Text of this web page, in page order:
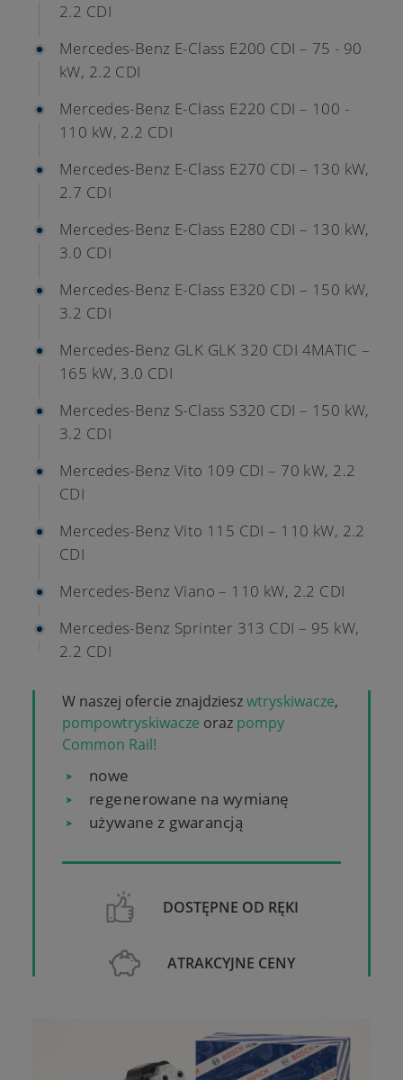
2.2 CDI
Mercedes-Benz E-Class E200 CDI – 75 - 90
kW, 2.2 CDI
Mercedes-Benz E-Class E220 CDI – 100 -
110 kW, 2.2 CDI
Mercedes-Benz E-Class E270 CDI – 130 kW,
2.7 CDI
Mercedes-Benz E-Class E280 CDI – 130 kW,
3.0 CDI
Mercedes-Benz E-Class E320 CDI – 150 kW,
3.2 CDI
Mercedes-Benz GLK GLK 320 CDI 4MATIC –
165 kW, 3.0 CDI
Mercedes-Benz S-Class S320 CDI – 150 kW,
3.2 CDI
Mercedes-Benz Vito 109 CDI – 70 kW, 2.2
CDI
Mercedes-Benz Vito 115 CDI – 110 kW, 2.2
CDI
Mercedes-Benz Viano – 110 kW, 2.2 CDI
Mercedes-Benz Sprinter 313 CDI – 95 kW,
2.2 CDI
W naszej ofercie znajdzieszwtryskiwacze,
pompowtryskiwacze oraz pompy
Common Rail!
nowe
regenerowane na wymianę
używane z gwarancją
DOSTĘPNE OD RĘKI
ATRAKCYJNE CENY